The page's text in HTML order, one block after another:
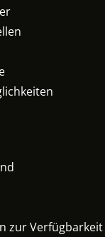
zur Verfügbarkeit